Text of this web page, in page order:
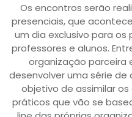
Os encontros serão
presenciais, que
um dia exclusivo para os
professores e alunos.
organização parceira
desenvolver uma série
objetivo de assimilar
práticos que vão se